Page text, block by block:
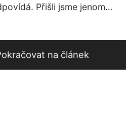
Přišli jsme jenom…
na článek